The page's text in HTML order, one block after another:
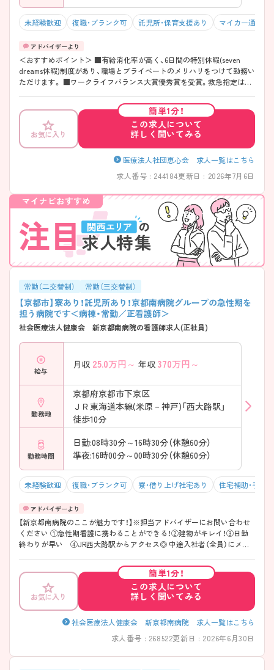
未経験歓迎 復職・ブランク可 託児所・保育支援あり マイカー通勤可
＜おすすめポイント＞ ■有給消化率が高く、6日間の特別休暇(seven
dreams休暇)制度があり、職場とプライベートのメリハリをつけて勤務い
ただけます。 ■ワークライフバランス大賞優秀賞を受賞。救急指定はあ
りに力を入れている企業です。 ■勤務形態は2交代制ですが、希望があれ
ば3交代制も相談可能です。 ■子育てサポート企業として「くるみんマー
ク」を取得。看護師の育児休業取得実績も多く取りやすい環境です。
院内託児所を完備し仕事と育児の両立ができる環境が整っており、お子
様がいらっしゃる看護師様も安心して勤務いただけます。 ■配属先につ
いて希望部署を優先して配属しております。 ■看護師の平均年齢32.5
て、PNSを導入しており入社後必ず先輩看護師と一緒に動くことができ
ます。経験が浅い方でも安心して勤務いただける環境です。 ■個々のキ
ャリアアップを目的としてラダーシステムを導入し段階的なステップア
ップができ専門職としての知識・技術を身に付けることができます。 ■
院外研修も病院のサポートシステムが整っており積極的に参加ができま
す。 ■福利厚生も充実しております。（職員本人だけでなく職員の家族
の医療費が免除、優秀職員の表彰制度等）
お気に入り
簡単1分！
この求人について
詳しく聞いてみる
医療法人社団恵心会 求人一覧はこちら
求人番号 : 244184更新日 : 2026年7月6日
常勤（二交替制） 常勤（三交替制）
【京都市】寮あり！託児所あり！京都南病院グループの急性期を
担う病院です＜病棟・常勤／正看護師＞
社会医療法人健康会 新京都南病院の看護師求人(正社員)
給与
月収 25.0万円～ 年収 370万円～
勤務地
京都府京都市下京区
ＪＲ東海道本線(米原－神戸)「西大路駅」
徒歩10分
勤務時間
日勤:08時30分～16時30分（休憩60分）
準夜:16時00分～00時30分（休憩60分）
未経験歓迎 復職・ブランク可 寮・借り上げ社宅あり 住宅補助・手当
【新京都南病院のここが魅力です！】※担当アドバイザーにお問い合わせ
ください ①急性期看護に携わることができる！②建物がキレイ！③日勤
終わりが早い ④JR西大路駅からアクセス◎ 中途入社者（全員）にメン
お気に入り
簡単1分！
この求人について
詳しく聞いてみる
社会医療法人健康会 新京都南病院 求人一覧はこちら
求人番号 : 268522更新日 : 2026年6月30日